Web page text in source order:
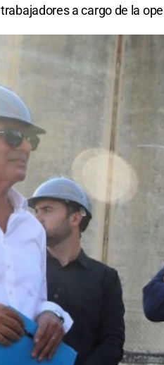
trabajadores a cargo de la